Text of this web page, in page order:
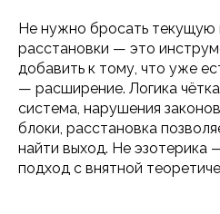
Не нужно бросать текущую
расстановки — это
добавить к тому, что уже
— расширение. Логика
система, нарушения
блоки, расстановка
найти выход. Не эзотерика
подход с внятной